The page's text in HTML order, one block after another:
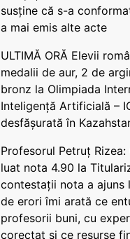
susține că s-a
a mai emis alte acte
ULTIMĂ ORĂ Elevii
medalii de aur, 2 de
bronz la Olimpiada
Inteligență Artificială –
desfășurată în
Profesorul Petruț
luat nota 4.90 la
contestații nota a ajuns
de erori îmi arată ce
profesorii buni, cu
corectat și ce resurse